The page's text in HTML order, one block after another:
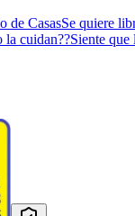
de CasasSe quiere
la cuidan??Siente